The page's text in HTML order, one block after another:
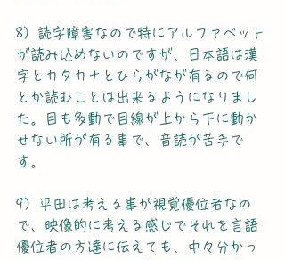
8）読字障害なので特にアルファベット
が読み込めないのですが、日本語は漢
字とカタカナとひらがなが有るので何
とか読むことは出来るようになりまし
た。目も多動で目線が上から下に動か
せない所が有る事で、音読が苦手で
す。
9）平田は考える事が視覚優位者なの
で、映像的に考える感じでそれを言語
優位者の方達に伝えても、中々分かっ